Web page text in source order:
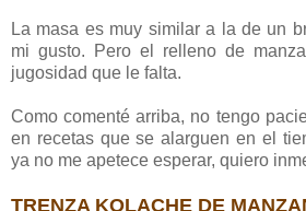
La masa es muy similar a la de un
mi gusto. Pero el relleno de
jugosidad que le falta.
Como comenté arriba, no tengo
en recetas que se alarguen en el
ya no me apetece esperar, quiero
TRENZA KOLACHE DE